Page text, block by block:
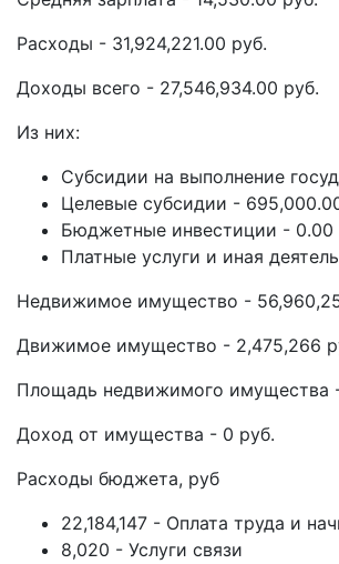
Расходы - 31,924,221.00 руб.
Доходы всего - 27,546,934.00 руб.
Из них:
Субсидии на выполнение
Целевые субсидии -
Бюджетные инвестиции - 0.00
Платные услуги и иная
Недвижимое имущество -
Движимое имущество - 2,475,266
Площадь недвижимого имущества
Доход от имущества - 0 руб.
Расходы бюджета, руб
22,184,147 - Оплата труда и
8,020 - Услуги связи